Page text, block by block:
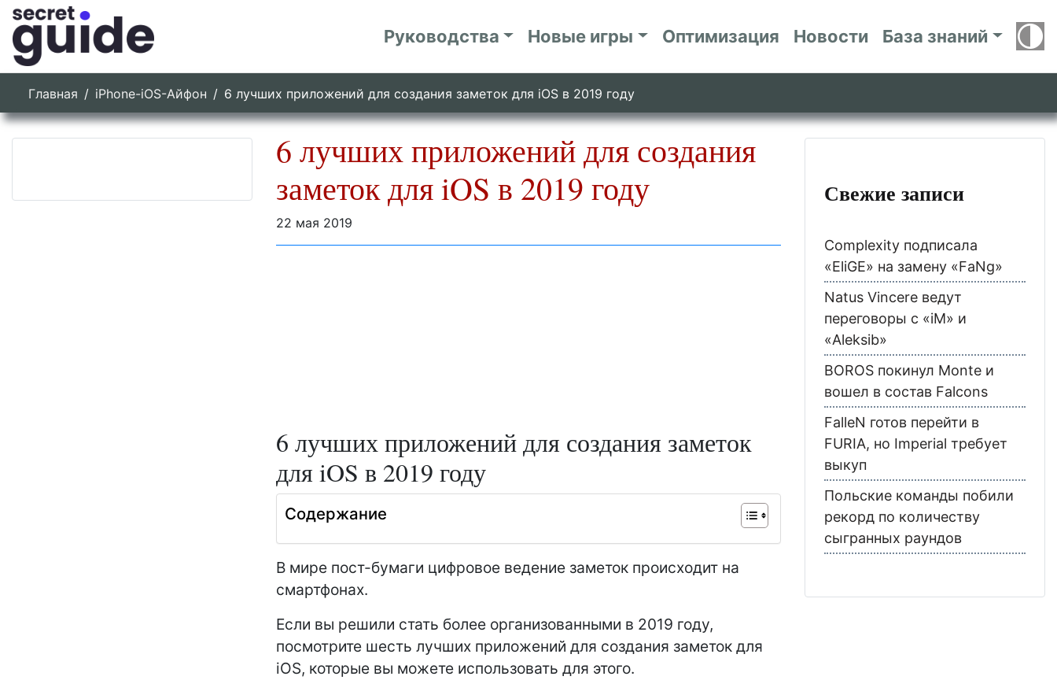
Руководства Новые игры Оптимизация Новости База знаний
Главная iPhone-iOS-Айфон 6 лучших приложений для создания заметок для iOS в 2019 году
6 лучших приложений для создания
заметок для iOS в 2019 году
22 мая 2019
6 лучших приложений для создания заметок
для iOS в 2019 году
Содержание
В мире пост-бумаги цифровое ведение заметок происходит на
смартфонах.
Если вы решили стать более организованными в 2019 году,
посмотрите шесть лучших приложений для создания заметок для
iOS, которые вы можете использовать для этого.
Свежие записи
Complexity подписала
«EliGE» на замену «FaNg»
Natus Vincere ведут
переговоры с «iM» и
«Aleksib»
BOROS покинул Monte и
вошел в состав Falcons
FalleN готов перейти в
FURIA, но Imperial требует
выкуп
Польские команды побили
рекорд по количеству
сыгранных раундов